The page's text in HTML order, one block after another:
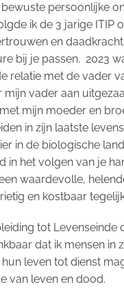
persoonlijke
ik de 3 jarige ITIP
en
bij je passen. 2023
relatie met de vader
mijn vader aan
mijn moeder en
in zijn laatste
in de biologische
in het volgen van je
waardevolle,
en kostbaar
tot Levenseinde
dat ik mensen in
leven tot dienst
van leven en dood.